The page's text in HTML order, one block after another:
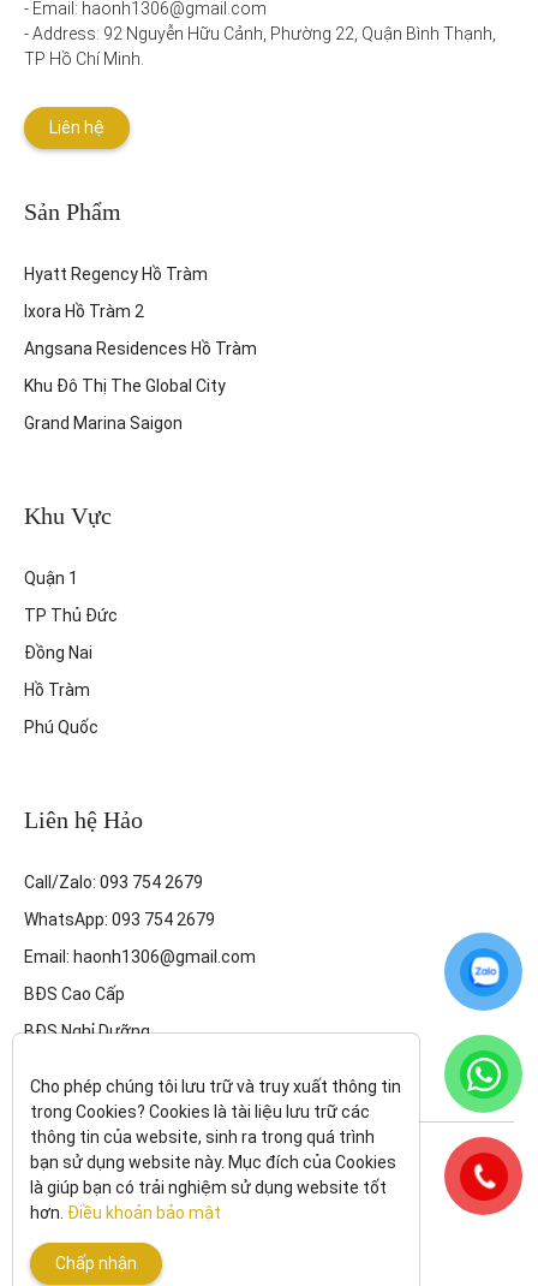
- Email: haonh1306@gmail.com
- Address: 92 Nguyễn Hữu Cảnh, Phường 22, Quận Bình Thạnh,
TP Hồ Chí Minh.
Liên hệ
Sản Phẩm
Hyatt Regency Hồ Tràm
Ixora Hồ Tràm 2
Angsana Residences Hồ Tràm
Khu Đô Thị The Global City
Grand Marina Saigon
Khu Vực
Quận 1
TP Thủ Đức
Đồng Nai
Hồ Tràm
Phú Quốc
Liên hệ Hảo
Call/Zalo: 093 754 2679
WhatsApp: 093 754 2679
Email: haonh1306@gmail.com
BĐS Cao Cấp
BĐS Nghỉ Dưỡng
Theo dõi tôi trên:
All rights reserved.
Chính sách bảo mật
Cho phép chúng tôi lưu trữ và truy xuất thông tin
trong Cookies? Cookies là tài liệu lưu trữ các
thông tin của website, sinh ra trong quá trình
bạn sử dụng website này. Mục đích của Cookies
là giúp bạn có trải nghiệm sử dụng website tốt
hơn. Điều khoản bảo mật
Chấp nhận